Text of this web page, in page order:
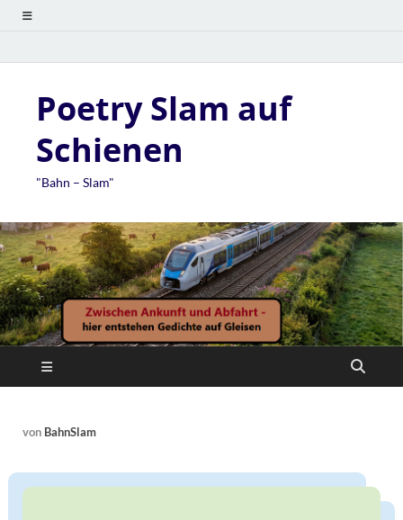
Poetry Slam auf
Schienen
"Bahn – Slam"
von BahnSlam